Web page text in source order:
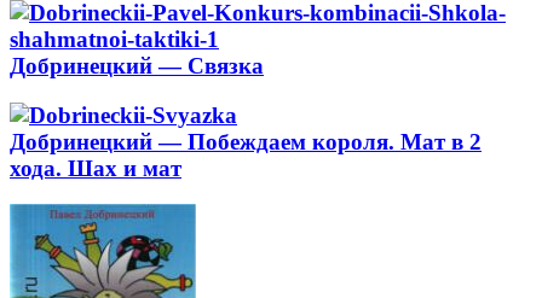
Добринецкий — Связка
Добринецкий — Побеждаем короля. Мат в 2
хода. Шах и мат